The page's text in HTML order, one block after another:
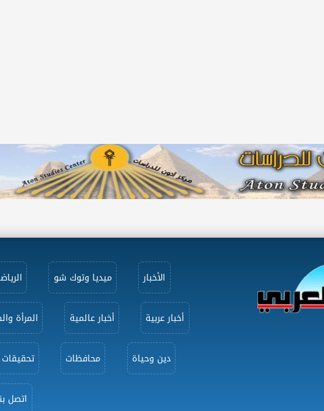
الأخبار ميديا وتوك شو
أخبار عربية أخبار عالمية المرأة
دين وحياة محافظات تحقيقات
اتصل